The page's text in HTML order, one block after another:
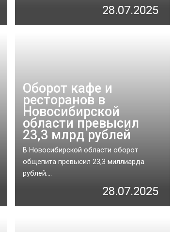
28.07.2025
Оборот кафе и
ресторанов в
Новосибирской
области превысил
23,3 млрд рублей
В Новосибирской области оборот
общепита превысил 23,3 миллиарда
рублей....
28.07.2025